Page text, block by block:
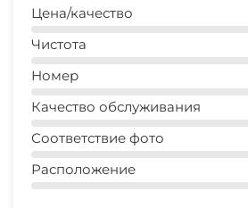
Цена/качество
Чистота
Номер
Качество обслуживания
Соответствие фото
Расположение